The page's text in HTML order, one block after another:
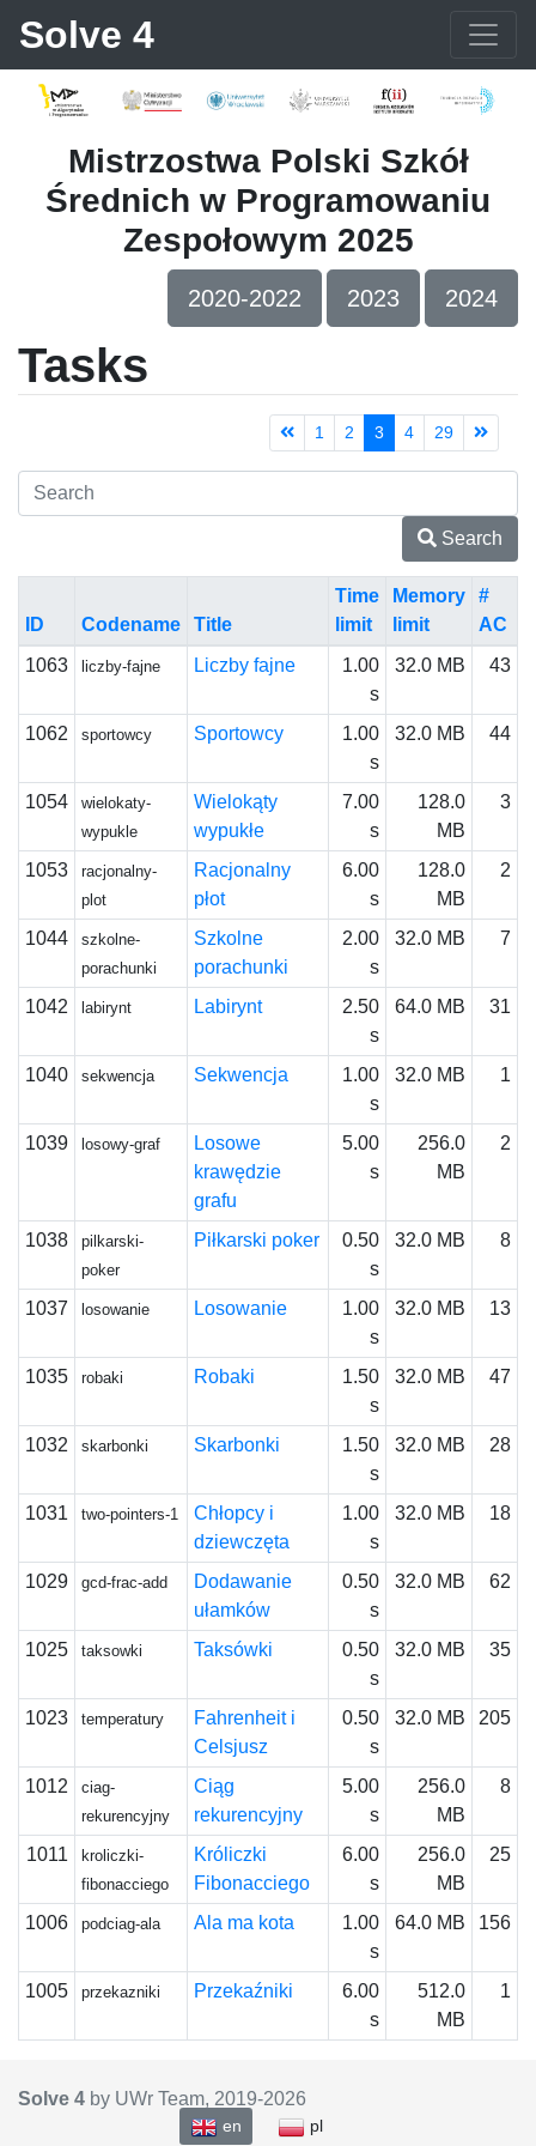
Solve 4
Mistrzostwa Polski Szkół
Średnich w Programowaniu
Zespołowym 2025
2020-2022 2023 2024
Tasks
1 2 3 4 29
Search
ID Codename Title
Time
limit
Memory
limit
#
AC
1063
liczby-fajne Liczby fajne
1.00
s
32.0 MB 43
1062 sportowcy Sportowcy
1.00
s
32.0 MB 44
1054
wielokaty-
wypukle
Wielokąty
wypukłe
7.00
s
128.0
MB
3
1053
racjonalny-
plot
Racjonalny
płot
6.00
s
128.0
MB
2
1044
szkolne-
porachunki
Szkolne
porachunki
2.00
s
32.0 MB 7
1042 labirynt Labirynt
2.50
s
64.0 MB 31
1040 sekwencja Sekwencja
1.00
s
32.0 MB 1
1039 losowy-graf
Losowe
krawędzie
grafu
5.00
s
256.0
MB
2
1038
pilkarski-
poker
Piłkarski poker
0.50
s
32.0 MB 8
1037 losowanie Losowanie
1.00
s
32.0 MB 13
1035 robaki Robaki
1.50
s
32.0 MB 47
1032 skarbonki Skarbonki
1.50
s
32.0 MB 28
1031 two-pointers-1
Chłopcy i
dziewczęta
1.00
s
32.0 MB 18
1029 gcd-frac-add
Dodawanie
ułamków
0.50
s
32.0 MB 62
1025 taksowki Taksówki
0.50
s
32.0 MB 35
1023 temperatury
Fahrenheit i
Celsjusz
0.50
s
32.0 MB 205
1012
ciag-
rekurencyjny
Ciąg
rekurencyjny
5.00
s
256.0
MB
8
1011
kroliczki-
fibonacciego
Króliczki
Fibonacciego
6.00
s
256.0
MB
25
1006 podciag-ala Ala ma kota
1.00
s
64.0 MB 156
1005 przekazniki Przekaźniki
6.00
s
512.0
MB
1
Solve 4 by UWr Team, 2019-2026
en pl